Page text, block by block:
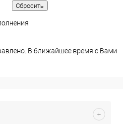
В ближайшее время с Вами